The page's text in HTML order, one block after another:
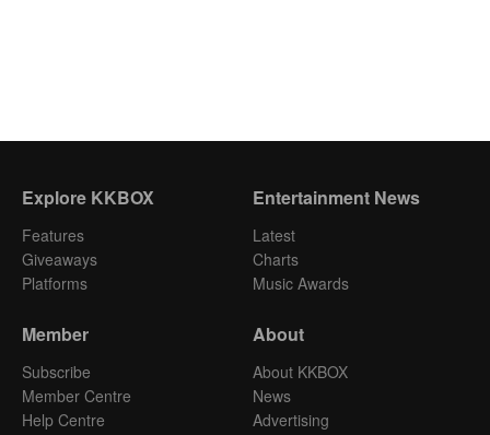
Explore KKBOX
Features
Giveaways
Platforms
Entertainment News
Latest
Charts
Music Awards
Member
Subscribe
Member Centre
Help Centre
About
About KKBOX
News
Advertising